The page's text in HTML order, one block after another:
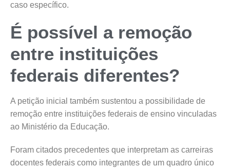
caso específico.
É possível a remoção
entre instituições
federais diferentes?
A petição inicial também sustentou a possibilidade de
remoção entre instituições federais de ensino vinculadas
ao Ministério da Educação.
Foram citados precedentes que interpretam as carreiras
docentes federais como integrantes de um quadro único